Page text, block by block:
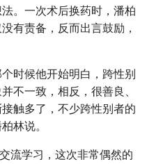
。一次术后换药时，潘柏
有责备，反而出言鼓励，
时候他开始明白，跨性别
不一致，相反，很善良、
触多了，不少跨性别者的
林说。
流学习，这次非常偶然的